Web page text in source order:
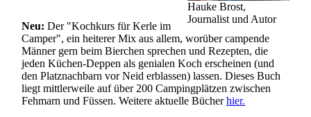
Hauke Brost,
Journalist und Autor
Neu: Der "Kochkurs für Kerle im
Camper", ein heiterer Mix aus allem, worüber campende
Männer gern beim Bierchen sprechen und Rezepten, die
jeden Küchen-Deppen als genialen Koch erscheinen (und
den Platznachbarn vor Neid erblassen) lassen. Dieses Buch
liegt mittlerweile auf über 200 Campingplätzen zwischen
Fehmarn und Füssen. Weitere aktuelle Bücherhier.